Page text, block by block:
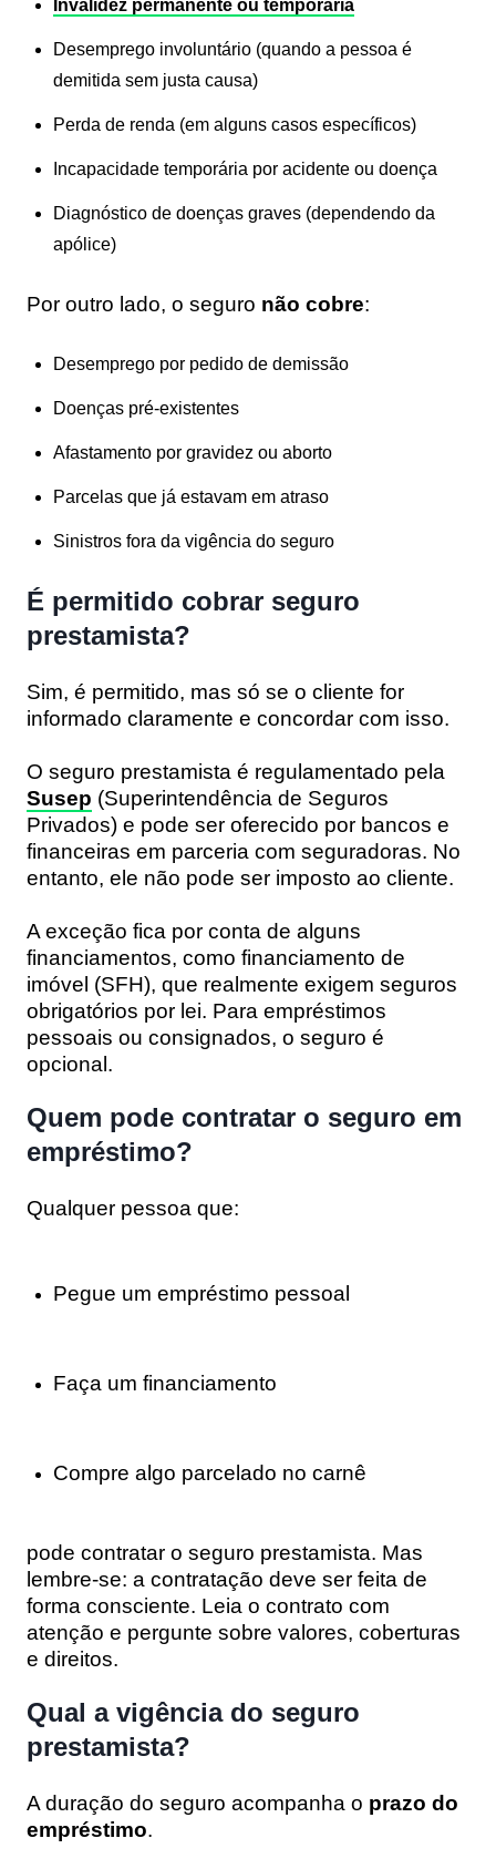
Invalidez permanente ou temporária
Desemprego involuntário (quando a pessoa é
demitida sem justa causa)
Perda de renda (em alguns casos específicos)
Incapacidade temporária por acidente ou doença
Diagnóstico de doenças graves (dependendo da
apólice)
Por outro lado, o seguro não cobre:
Desemprego por pedido de demissão
Doenças pré-existentes
Afastamento por gravidez ou aborto
Parcelas que já estavam em atraso
Sinistros fora da vigência do seguro
É permitido cobrar seguro
prestamista?
Sim, é permitido, mas só se o cliente for
informado claramente e concordar com isso.
O seguro prestamista é regulamentado pela
Susep (Superintendência de Seguros
Privados) e pode ser oferecido por bancos e
financeiras em parceria com seguradoras. No
entanto, ele não pode ser imposto ao cliente.
A exceção fica por conta de alguns
financiamentos, como financiamento de
imóvel (SFH), que realmente exigem seguros
obrigatórios por lei. Para empréstimos
pessoais ou consignados, o seguro é
opcional.
Quem pode contratar o seguro em
empréstimo?
Qualquer pessoa que:
Pegue um empréstimo pessoal
Faça um financiamento
Compre algo parcelado no carnê
pode contratar o seguro prestamista. Mas
lembre-se: a contratação deve ser feita de
forma consciente. Leia o contrato com
atenção e pergunte sobre valores, coberturas
e direitos.
Qual a vigência do seguro
prestamista?
A duração do seguro acompanha o prazo do
empréstimo.